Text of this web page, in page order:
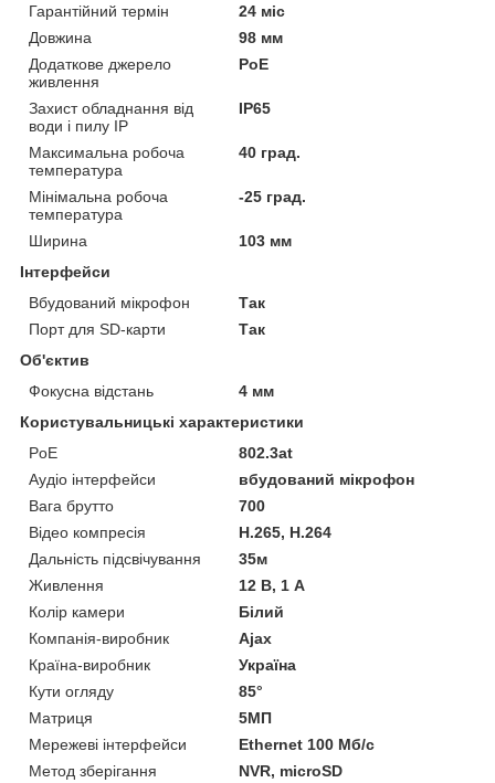
Гарантійний термін
24 міс
Довжина
98 мм
Додаткове джерело
живлення
PoE
Захист обладнання від
води і пилу IP
IP65
Максимальна робоча
температура
40 град.
Мінімальна робоча
температура
-25 град.
Ширина
103 мм
Інтерфейси
Вбудований мікрофон
Так
Порт для SD-карти
Так
Об'єктив
Фокусна відстань
4 мм
Користувальницькі характеристики
PoE
802.3at
Аудіо інтерфейси
вбудований мікрофон
Вага брутто
700
Відео компресія
H.265, H.264
Дальність підсвічування
35м
Живлення
12 В, 1 А
Колір камери
Білий
Компанія-виробник
Ajax
Країна-виробник
Україна
Кути огляду
85°
Матриця
5МП
Мережеві інтерфейси
Ethernet 100 Мб/с
Метод зберігання
NVR, microSD